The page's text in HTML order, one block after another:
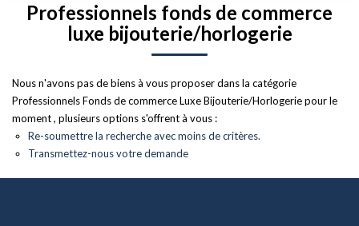
DÉPOSEZ VOTRE RECHERCHE
CONTACT
EN
Sélectionnez...
Type de bien
Surface min
Budget max
Professionnels fonds de commerce
luxe bijouterie/horlogerie
Nous n'avons pas de biens à vous proposer dans la catégorie
Professionnels Fonds de commerce Luxe Bijouterie/Horlogerie pour le
moment , plusieurs options s'offrent à vous :
Re-soumettre la recherche avec moins de critères.
Transmettez-nous votre demande